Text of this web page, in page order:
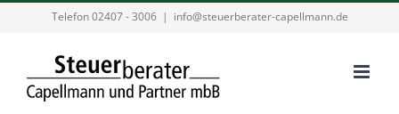
Telefon 02407 - 3006 | info@steuerberater-capellmann.de